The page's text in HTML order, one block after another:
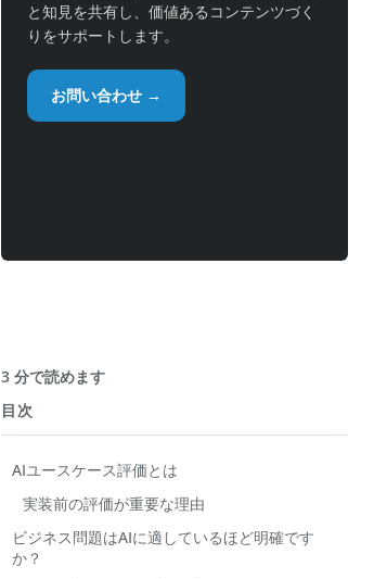
と知見を共有し、価値あるコンテンツづく
りをサポートします。
お問い合わせ →
3 分で読めます
目次
AIユースケース評価とは
実装前の評価が重要な理由
ビジネス問題はAIに適しているほど明確です
か？